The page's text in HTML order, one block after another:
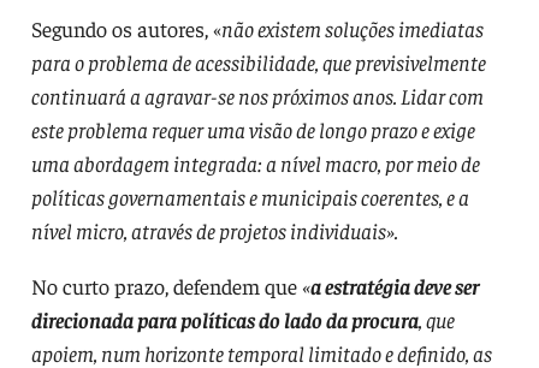
Segundo os autores, «não existem soluções imediatas
para o problema de acessibilidade, que previsivelmente
continuará a agravar-se nos próximos anos. Lidar com
este problema requer uma visão de longo prazo e exige
uma abordagem integrada: a nível macro, por meio de
políticas governamentais e municipais coerentes, e a
nível micro, através de projetos individuais».
No curto prazo, defendem que «a estratégia deve ser
direcionada para políticas do lado da procura, que
apoiem, num horizonte temporal limitado e definido, as